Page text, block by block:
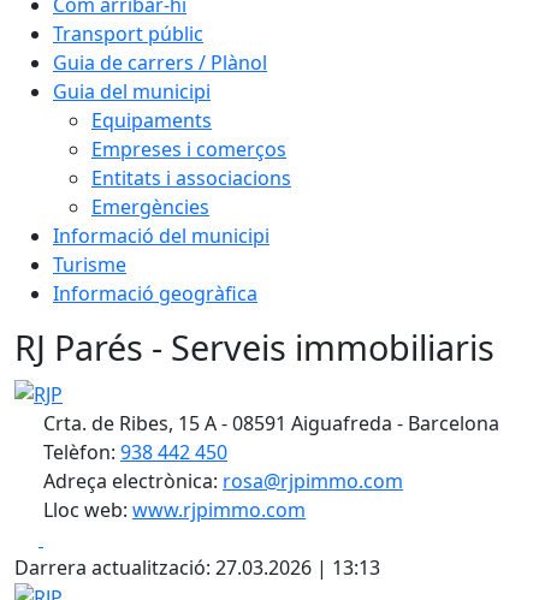
Transport públic
Guia de carrers / Plànol
Guia del municipi
Equipaments
Empreses i comerços
Entitats i associacions
Emergències
Informació del municipi
Turisme
Informació geogràfica
RJ Parés - Serveis immobiliaris
RJP
Crta. de Ribes, 15 A - 08591 Aiguafreda - Barcelona
Telèfon: 938 442 450
Adreça electrònica: rosa@rjpimmo.com
Lloc web: www.rjpimmo.com
Darrera actualització: 27.03.2026 | 13:13